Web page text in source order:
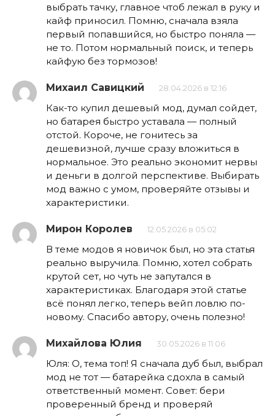
выбрать тачку, главное чтоб лежал в руку и
кайф приносил. Помню, сначала взяла
первый попавшийся, но быстро поняла —
не то. Потом нормальный поиск, и теперь
кайфую без тормозов!
Михаил Савицкий 28.04.2026 в 12:16
Как-то купил дешевый мод, думал сойдет,
но батарея быстро уставала — полный
отстой. Короче, не гонитесь за
дешевизной, лучше сразу вложиться в
нормальное. Это реально экономит нервы
и деньги в долгой перспективе. Выбирать
мод важно с умом, проверяйте отзывы и
характеристики.
Мирон Королев 12.05.2026 в 05:02
В теме модов я новичок был, но эта статья
реально выручила. Помню, хотел собрать
крутой сет, но чуть не запутался в
характеристиках. Благодаря этой статье
всё понял легко, теперь вейп ловлю по-
новому. Спасибо автору, очень полезно!
Михайлова Юлия 30.05.2026 в 11:06
Юля: О, тема топ! Я сначала дуб был, выбрал
мод не тот — батарейка сдохла в самый
ответственный момент. Совет: бери
проверенный бренд и проверяй